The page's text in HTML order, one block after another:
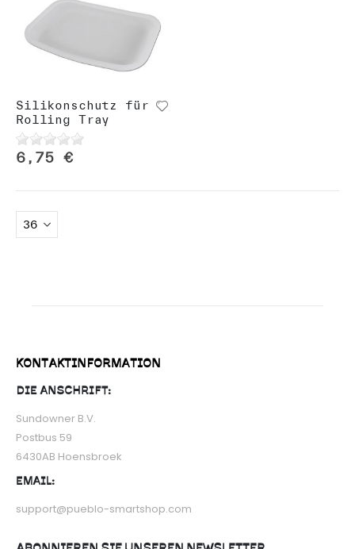
Silikonschutz für
Rolling Tray
6,75 €
KONTAKTINFORMATION
DIE ANSCHRIFT:
Sundowner B.V.
Postbus 59
6430AB Hoensbroek
EMAIL:
support@pueblo-smartshop.com